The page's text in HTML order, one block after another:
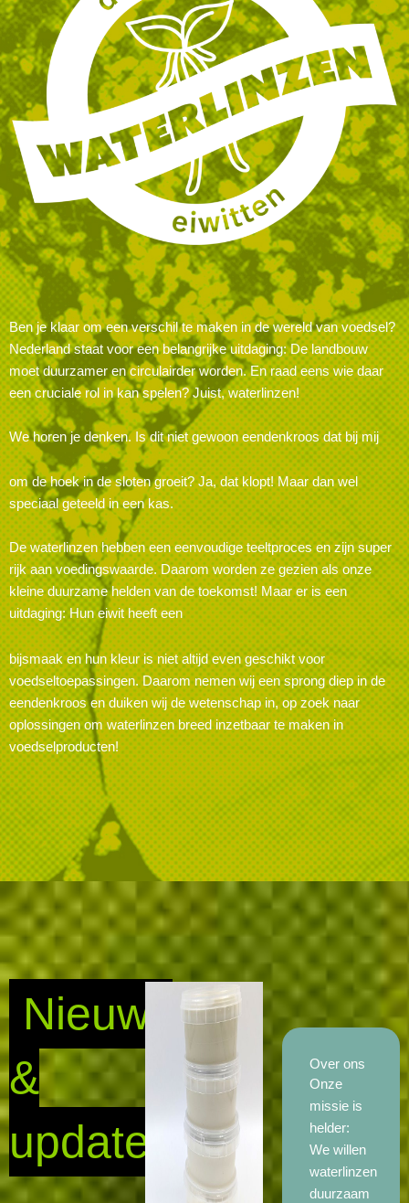
Ben je klaar om een verschil te maken in de wereld van voedsel?
Nederland staat voor een belangrijke uitdaging: De landbouw
moet duurzamer en circulairder worden. En raad eens wie daar
een cruciale rol in kan spelen? Juist, waterlinzen!
We horen je denken. Is dit niet gewoon eendenkroos dat bij mij
om de hoek in de sloten groeit? Ja, dat klopt! Maar dan wel
speciaal geteeld in een kas.
De waterlinzen hebben een eenvoudige teeltproces en zijn super
rijk aan voedingswaarde. Daarom worden ze gezien als onze
kleine duurzame helden van de toekomst! Maar er is een
uitdaging: Hun eiwit heeft een
bijsmaak en hun kleur is niet altijd even geschikt voor
voedseltoepassingen. Daarom nemen wij een sprong diep in de
eendenkroos en duiken wij de wetenschap in, op zoek naar
oplossingen om waterlinzen breed inzetbaar te maken in
voedselproducten!
Nieuws
&
updates
Over ons
Onze
missie is
helder:
We willen
waterlinzen
duurzaam